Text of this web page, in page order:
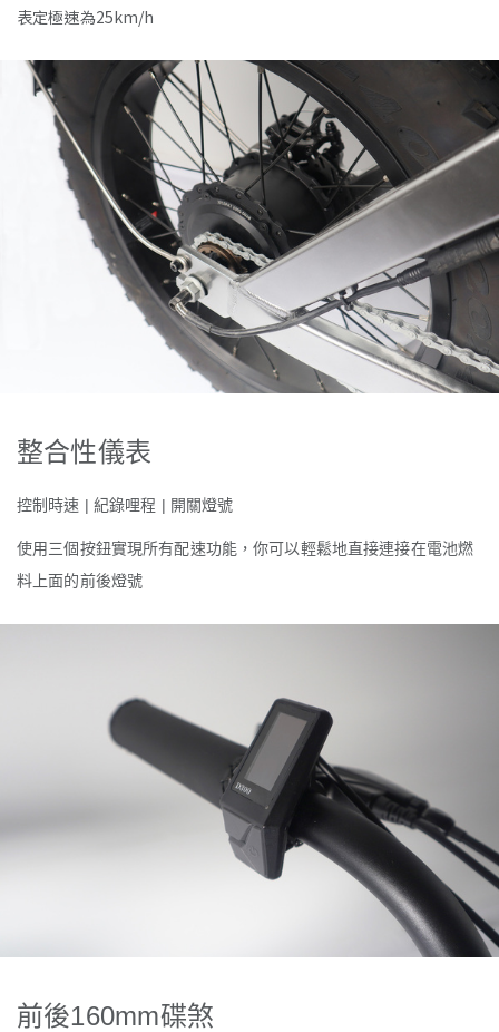
表定極速為25km/h
整合性儀表
控制時速 | 紀錄哩程 | 開關燈號
使用三個按鈕實現所有配速功能，你可以輕鬆地直接連接在電池燃
料上面的前後燈號
前後160mm碟煞